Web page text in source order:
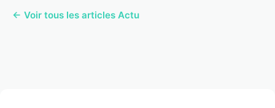
← Voir tous les articles Actu